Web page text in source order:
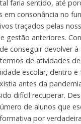
tal faria sentido, até
em consonância no
traçados pelas
gestão anteriores.
conseguir devolver à
de atividades
escolar, dentro e
antes da
difícil recuperar.
de alunos que
por